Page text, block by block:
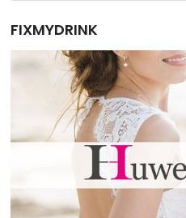
FIXMYDRINK